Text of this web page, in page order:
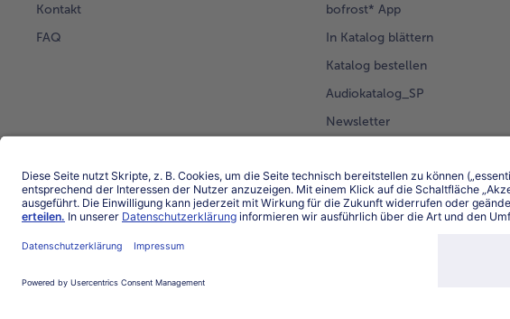
Kontakt
FAQ
bofrost* App
In Katalog blättern
Katalog bestellen
Audiokatalog_SP
Newsletter